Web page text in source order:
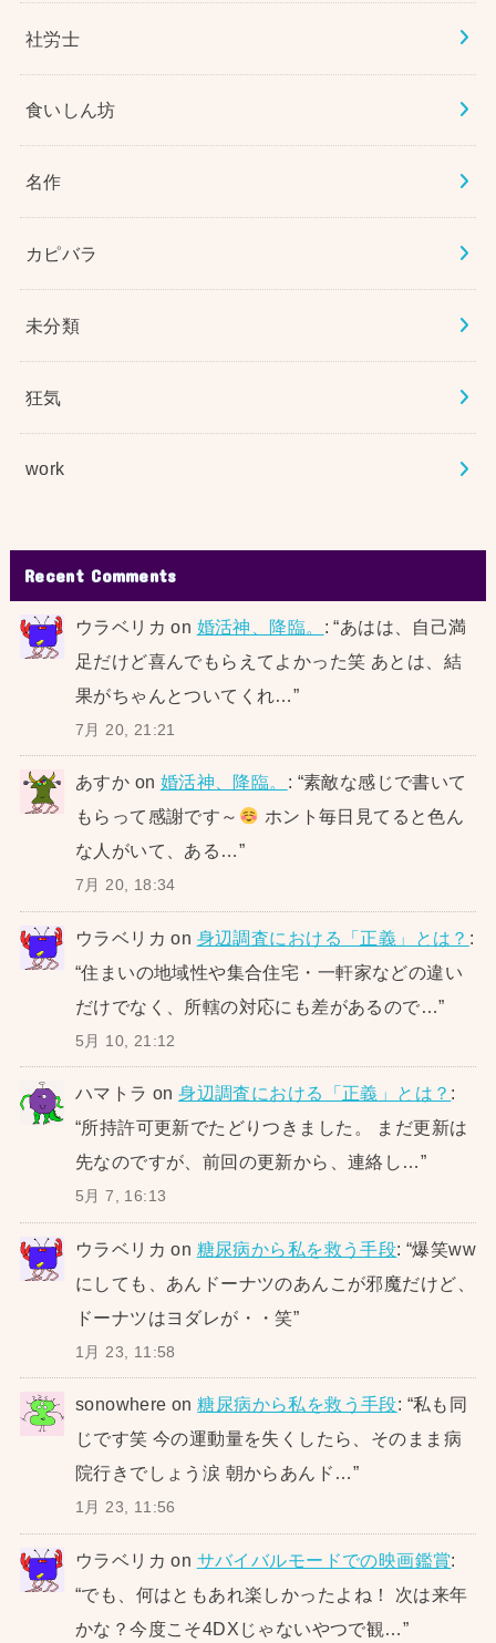
社労士
食いしん坊
名作
カピバラ
未分類
狂気
work
Recent Comments
ウラベリカ on 婚活神、降臨。 : “あはは、自己満
足だけど喜んでもらえてよかった笑 あとは、結
果がちゃんとついてくれ…”
7月 20, 21:21
あすか on 婚活神、降臨。 : “素敵な感じで書いて
もらって感謝です～
ホント毎日見てると色ん
な人がいて、ある…”
7月 20, 18:34
ウラベリカ on 身辺調査における「正義」とは？ :
“住まいの地域性や集合住宅・一軒家などの違い
だけでなく、所轄の対応にも差があるので…”
5月 10, 21:12
ハマトラ on身辺調査における「正義」とは？ :
“所持許可更新でたどりつきました。 まだ更新は
先なのですが、前回の更新から、連絡し…”
5月 7, 16:13
ウラベリカ on 糖尿病から私を救う手段: “爆笑ww
にしても、あんドーナツのあんこが邪魔だけど、
ドーナツはヨダレが・・笑”
1月 23, 11:58
sonowhere on糖尿病から私を救う手段: “私も同
じです笑 今の運動量を失くしたら、そのまま病
院行きでしょう涙 朝からあんド…”
1月 23, 11:56
ウラベリカ on サバイバルモードでの映画鑑賞:
“でも、何はともあれ楽しかったよね！ 次は来年
かな？今度こそ4DXじゃないやつで観…”